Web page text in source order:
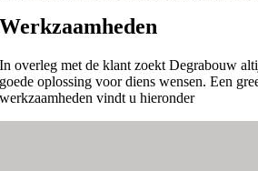
Werkzaamheden
In overleg met de klant zoekt Degrabouw
goede oplossing voor diens wensen. Een
werkzaamheden vindt u hieronder